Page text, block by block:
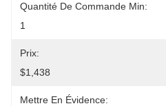
Quantité De Commande Min:
1
Prix:
$1,438
Mettre En Évidence: